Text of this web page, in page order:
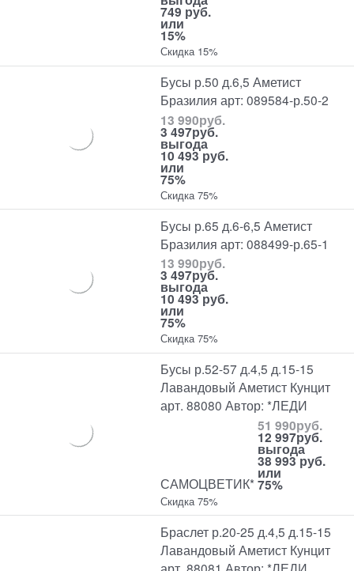
749 руб.
или
15%
Скидка 15%
Бусы р.50 д.6,5 Аметист
Бразилия арт: 089584-р.50-2
13 990руб.
3 497руб.
выгода
10 493 руб.
или
75%
Скидка 75%
Бусы р.65 д.6-6,5 Аметист
Бразилия арт: 088499-р.65-1
13 990руб.
3 497руб.
выгода
10 493 руб.
или
75%
Скидка 75%
Бусы р.52-57 д.4,5 д.15-15
Лавандовый Аметист Кунцит
арт. 88080 Автор: *ЛЕДИ
САМОЦВЕТИК*
51 990руб.
12 997руб.
выгода
38 993 руб.
или
75%
Скидка 75%
Браслет р.20-25 д.4,5 д.15-15
Лавандовый Аметист Кунцит